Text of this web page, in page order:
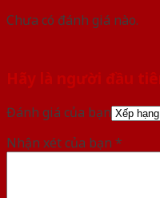
Chưa có đánh giá nào.
Hãy là người đầu
Đánh giá của bạn
Nhận xét của bạn *